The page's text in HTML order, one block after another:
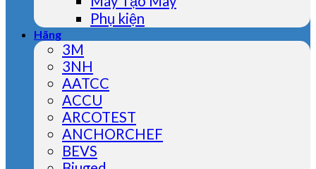
Phụ kiện
Hãng
3M
3NH
AATCC
ACCU
ARCOTEST
ANCHORCHEF
BEVS